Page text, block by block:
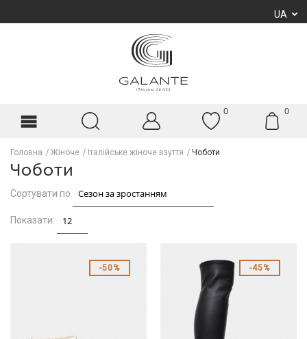
UA
0 0
Головна Жіноче Італійське жіноче взуття Чоботи
Чоботи
Сортувати по
Показати:
50% 45%